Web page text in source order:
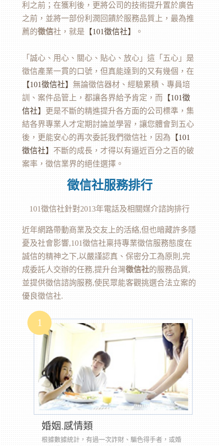
利之前；在獲利後，更將公司的技術提升置於廣告
之前，並將一部份利潤回饋於服務品質上，最為推
薦的徵信社，就是【101徵信社】。
「誠心、用心、關心、貼心、放心」這「五心」是
徵信產業一貫的口號，但真能達到的又有幾個，在
【101徵信社】無論徵信器材、經驗累積、專員培
訓、案件品管上，都讓各界給予肯定，而【101徵
信社】更是不斷的精進提升各方面的公司標準，集
結各界專業人才定期討論並學習，讓您體會到五心
後，更能安心的再次委託我們徵信社，因為【101
徵信社】不斷的成長，才得以有逼近百分之百的破
案率，徵信業界的絕佳選擇。
徵信社服務排行
101徵信社針對2013年電話及相關媒介諮詢排行
近年網路帶動商業及交友上的活絡,但也暗藏許多隱
憂及社會影響,101徵信社稟持專業徵信服務態度在
誠信的精神之下,以嚴謹認真、保密分工為原則,完
成委託人交辦的任務,提升台灣徵信社的服務品質,
並提供徵信諮詢服務,使民眾能客觀挑選合法立案的
優良徵信社.
婚姻.感情類
根據數據統計，有過一次詐財、騙色得手者，或婚
1